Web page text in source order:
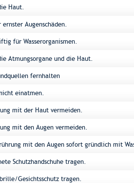
Haut.
ernster Augenschäden.
für Wasserorganismen.
Atmungsorgane und die Haut.
fernhalten
einatmen.
mit der Haut vermeiden.
mit den Augen vermeiden.
mit den Augen sofort gründlich mit
Schutzhandschuhe tragen.
Gesichtsschutz tragen.